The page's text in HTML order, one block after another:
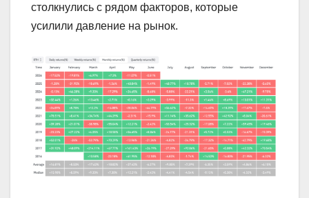
столкнулись с рядом факторов, которые
усилили давление на рынок.